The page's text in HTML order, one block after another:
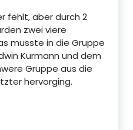
fehlt, aber durch 2
zwei viere
musste in die Gruppe
Kurmann und dem
Gruppe aus die
hervorging.